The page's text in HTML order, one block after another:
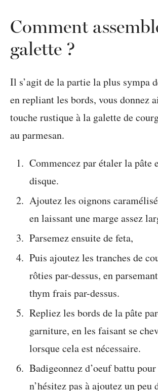
Comment
galette ?
Il s’agit de la partie la plus sympa
en repliant les bords, vous donnez
touche rustique à la galette de
au parmesan.
Commencez par étaler la pâte
disque.
Ajoutez les oignons
en laissant une marge assez
Parsemez ensuite de feta,
Puis ajoutez les tranches de
rôties par-dessus, en
thym frais par-dessus.
Repliez les bords de la pâte
garniture, en les faisant se
lorsque cela est nécessaire.
Badigeonnez d’oeuf battu
n’hésitez pas à ajoutez un peu